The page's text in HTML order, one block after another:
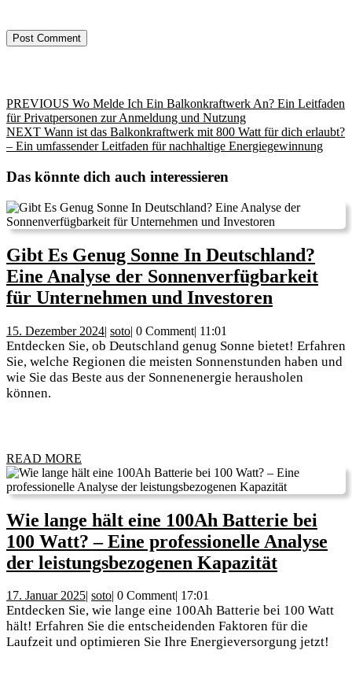
Beitragsnavigation
PREVIOUS Previous
post:
Wo Melde Ich Ein Balkonkraftwerk An? Ein Leitfaden
für Privatpersonen zur Anmeldung und Nutzung
NEXT Next
post:
Wann ist das Balkonkraftwerk mit 800 Watt für dich erlaubt?
– Ein umfassender Leitfaden für nachhaltige Energiegewinnung
Das könnte dich auch interessieren
Gibt Es Genug Sonne In Deutschland?
Eine Analyse der Sonnenverfügbarkeit
für Unternehmen und Investoren
Genug
Sonne
In
der
für
und
15. Dezember 202415.
Dezember
2024
| sotosoto
| 0 Comment| 11:01
Entdecken Sie, ob Deutschland genug Sonne bietet! Erfahren
Sie, welche Regionen die meisten Sonnenstunden haben und
wie Sie das Beste aus der Sonnenenergie herausholen
können.
READ MORE
MORE
Wie lange hält eine 100Ah Batterie bei
100 Watt? – Eine professionelle Analyse
der leistungsbezogenen KapazitätWie
hält
eine
100Ah
17. Januar 202517.
Januar
2025
| sotosoto
| 0 Comment| 17:01
Entdecken Sie, wie lange eine 100Ah Batterie bei 100 Watt
hält! Erfahren Sie die entscheidenden Faktoren für die
Laufzeit und optimieren Sie Ihre Energieversorgung jetzt!